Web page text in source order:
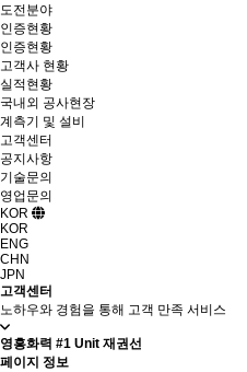
도전분야
인증현황
인증현황
고객사 현황
실적현황
국내외 공사현장
계측기 및 설비
고객센터
공지사항
기술문의
영업문의
KOR
KOR
ENG
CHN
JPN
고객센터
노하우와 경험을 통해 고객 만족 서비스
영흥화력 #1 Unit 재권선
페이지 정보